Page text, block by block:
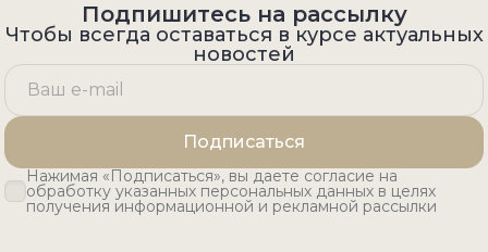
Подпишитесь на рассылку
Чтобы всегда оставаться в курсе актуальных
новостей
Подписаться
Нажимая «Подписаться», вы даете согласие на
обработку указанных персональных данных в целях
получения информационной и рекламной рассылки